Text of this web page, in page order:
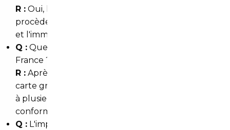
R : Oui, le courtier gère les démarches à distance,
procède aux vérifications et organise le transport
et l'immatriculation en votre nom.
Q : Quels délais pour l'immatriculation en Île-de-
France ?
R : Après réception des documents conformes, la
carte grise peut être obtenue sous quelques jours
à plusieurs semaines selon la complexité (TVA,
conformité). Le courtier accélère ces démarches.
Q : L'import vaut-il le coup pour une citadine ou